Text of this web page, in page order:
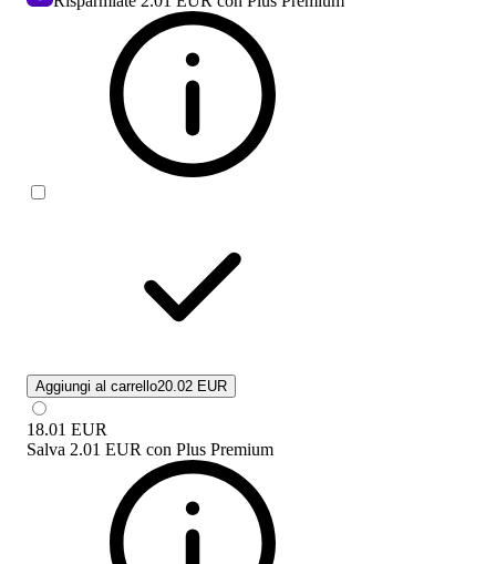
Aggiungi al carrello20.02 EUR
18.01 EUR
Salva 2.01 EUR con Plus Premium